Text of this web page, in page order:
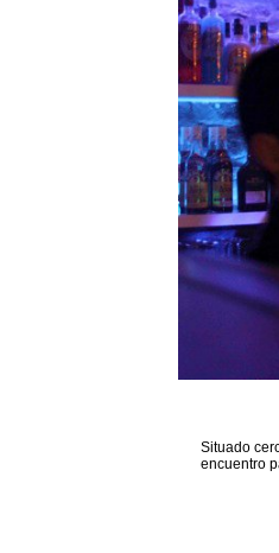
Situado
encuentro